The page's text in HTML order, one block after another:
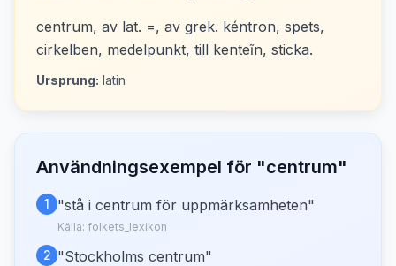
centrum, av lat. =, av grek. kéntron, spets,
cirkelben, medelpunkt, till kenteĩn, sticka.
Ursprung: latin
Användningsexempel för "centrum"
1 "stå i centrum för uppmärksamheten"
Källa: folkets_lexikon
2 "Stockholms centrum"